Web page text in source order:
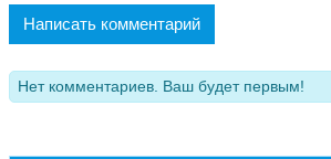
Написать комментарий
Нет комментариев. Ваш будет первым!